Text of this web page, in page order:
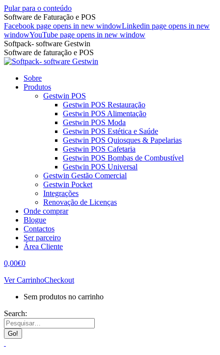
Pular para o conteúdo
Software de Faturação e POS
Facebook page opens in new windowLinkedin page opens in new
windowYouTube page opens in new window
Softpack- software Gestwin
Software de faturação e POS
Sobre
Produtos
Gestwin POS
Gestwin POS Restauração
Gestwin POS Alimentação
Gestwin POS Moda
Gestwin POS Estética e Saúde
Gestwin POS Quiosques & Papelarias
Gestwin POS Cafetaria
Gestwin POS Bombas de Combustível
Gestwin POS Universal
Gestwin Gestão Comercial
Gestwin Pocket
Integrações
Renovação de Licenças
Onde comprar
Blogue
Contactos
Ser parceiro
Área Cliente
0,00€0
Ver CarrinhoCheckout
Sem produtos no carrinho
Search: